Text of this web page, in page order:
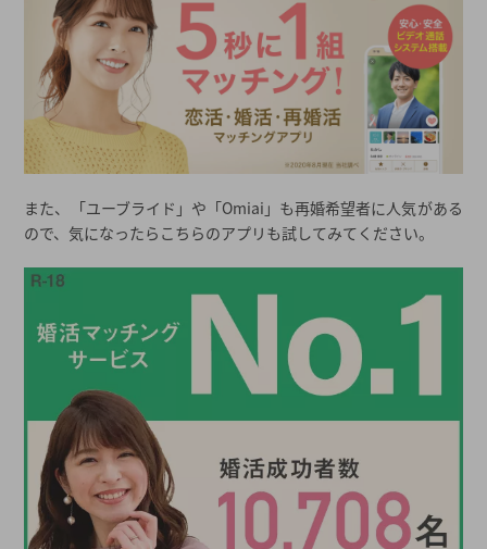
また、「ユーブライド」や「Omiai」も再婚希望者に人気がある
ので、気になったらこちらのアプリも試してみてください。